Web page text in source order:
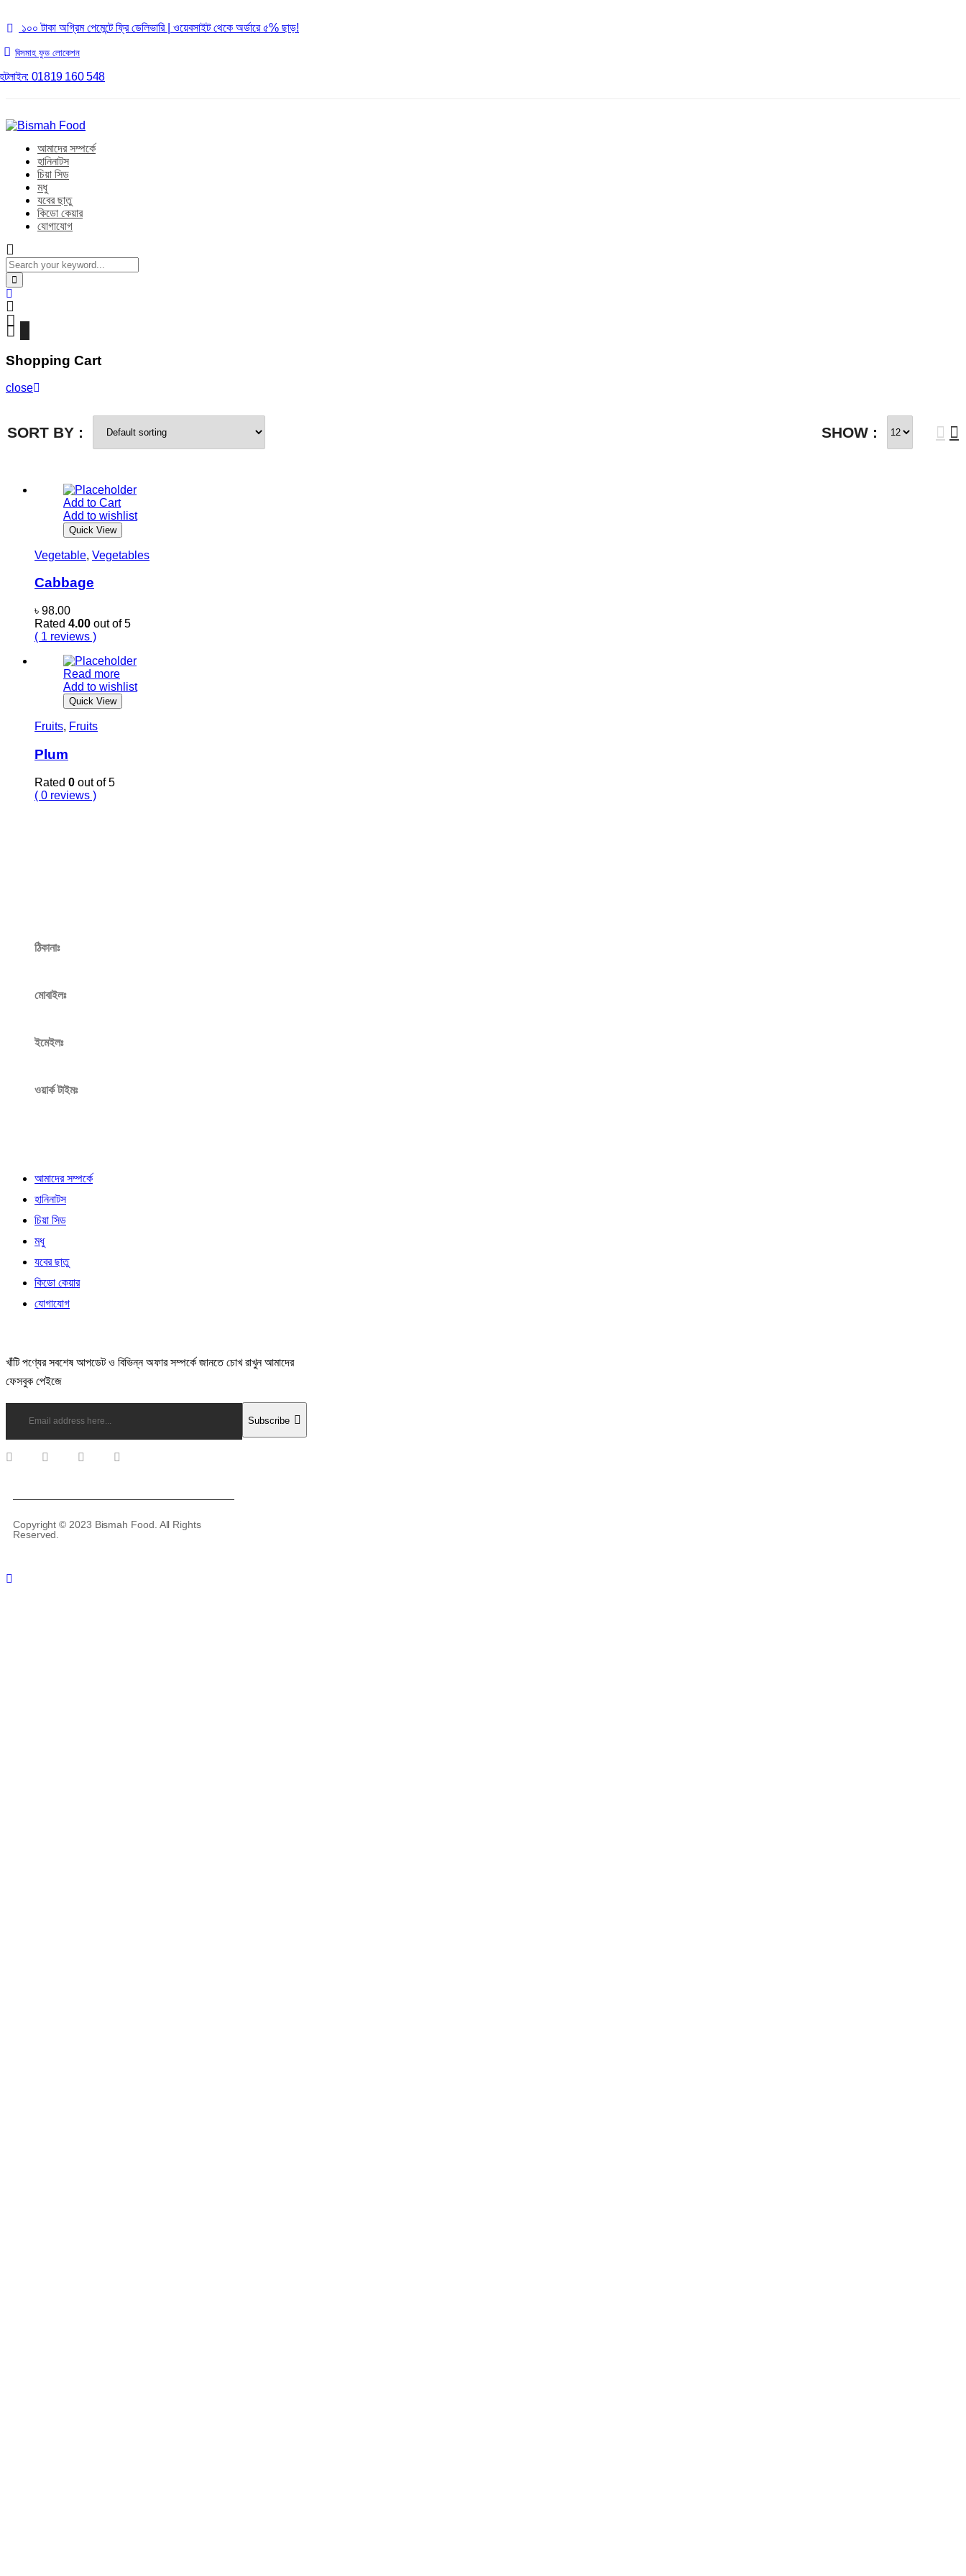
১০০ টাকা অগ্রিম পেমেন্টে ফ্রি ডেলিভারি | ওয়েবসাইট থেকে অর্ডারে ৫% ছাড়!
বিসমাহ ফুড লোকেশন
হটলাইন: 01819 160 548
আমাদের সম্পর্কে
হানিনাটস
চিয়া সিড
মধু
যবের ছাতু
কিডো কেয়ার
যোগাযোগ
Shopping Cart
close
SORT BY : SHOW :
Add to Cart
Add to wishlist
Quick View
Vegetable, Vegetables
Cabbage
৳ 98.00
Rated 4.00 out of 5
( 1 reviews )
Read more
Add to wishlist
Quick View
Fruits, Fruits
Plum
Rated 0 out of 5
( 0 reviews )
মোবাইলঃ
ইমেইলঃ
ঠিকানাঃ
ওয়ার্ক টাইমঃ
আমাদের সম্পর্কে
হানিনাটস
চিয়া সিড
মধু
যবের ছাতু
কিডো কেয়ার
যোগাযোগ
খাঁটি পণ্যের সবশেষ আপডেট ও বিভিন্ন অফার সম্পর্কে জানতে চোখ রাখুন আমাদের
ফেসবুক পেইজে
Subscribe
Copyright © 2023 Bismah Food. All Rights
Reserved.